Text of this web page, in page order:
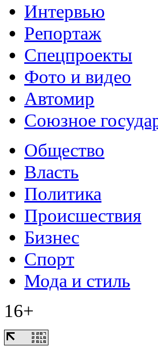
Интервью
Репортаж
Спецпроекты
Фото и видео
Автомир
Союзное
Общество
Власть
Политика
Происшествия
Бизнес
Спорт
Мода и стиль
16+